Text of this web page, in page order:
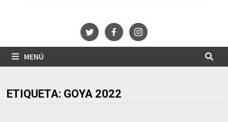
MENÚ
ETIQUETA: GOYA 2022